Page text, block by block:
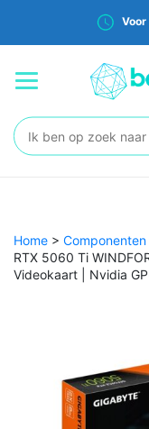
Zoeken:
Home > Componenten
RTX 5060 Ti
Videokaart | Nvidia